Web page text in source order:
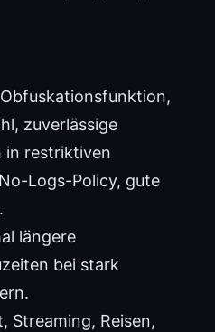
zuverlässige
in restriktiven
Logs-Policy, gute
längere
bei stark
Streaming, Reisen,